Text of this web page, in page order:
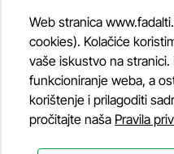
Web stranica
cookies). Kolačiće
vaše iskustvo na
funkcioniranje weba, a
korištenje i prilagoditi
pročitajte naša Pravila